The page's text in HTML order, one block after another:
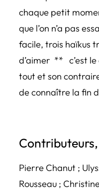
chaque petit
que l’on n’a pas
facile, trois haïkus
d’aimer ** c’est
tout et son
de connaître la fin
Pierre Chanut ;
Rousseau ;